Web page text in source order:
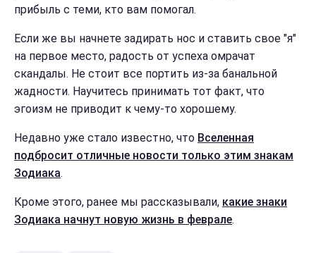
прибыль с теми, кто вам помогал.
Если же вы начнете задирать нос и ставить свое "я"
на первое место, радость от успеха омрачат
скандалы. Не стоит все портить из-за банальной
жадности. Научитесь принимать тот факт, что
эгоизм не приводит к чему-то хорошему.
Недавно уже стало известно, что Вселенная
подбросит отличные новости только этим знакам
Зодиака.
Кроме этого, ранее мы рассказывали, какие знаки
Зодиака начнут новую жизнь в феврале.